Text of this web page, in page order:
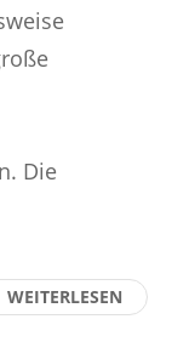
Die
WEITERLESEN